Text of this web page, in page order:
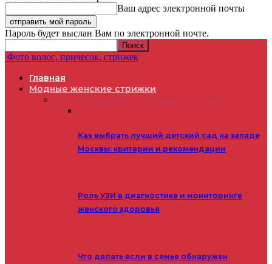
Ваш адрес электронной почты
Пароль будет выслан Вам по электронной почте.
Фото волос, причесок, стрижек
Главная
Модные женские стрижки
Как выбрать лучший детский сад на западе
Москвы: критерии и рекомендации
Роль УЗИ в диагностике и мониторинге
женского здоровья
Что делать если в семье обнаружен